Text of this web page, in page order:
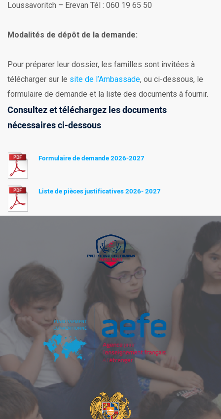
Loussavoritch – Erevan Tél : 060 19 65 50
Modalités de dépôt de la demande:
Pour préparer leur dossier, les familles sont invitées à
télécharger sur le site de l’Ambassade, ou ci-dessous, le
formulaire de demande et la liste des documents à fournir.
Consultez et téléchargez les documents
nécessaires ci-dessous
Formulaire de demande 2026-2027
Liste de pièces justificatives 2026- 2027